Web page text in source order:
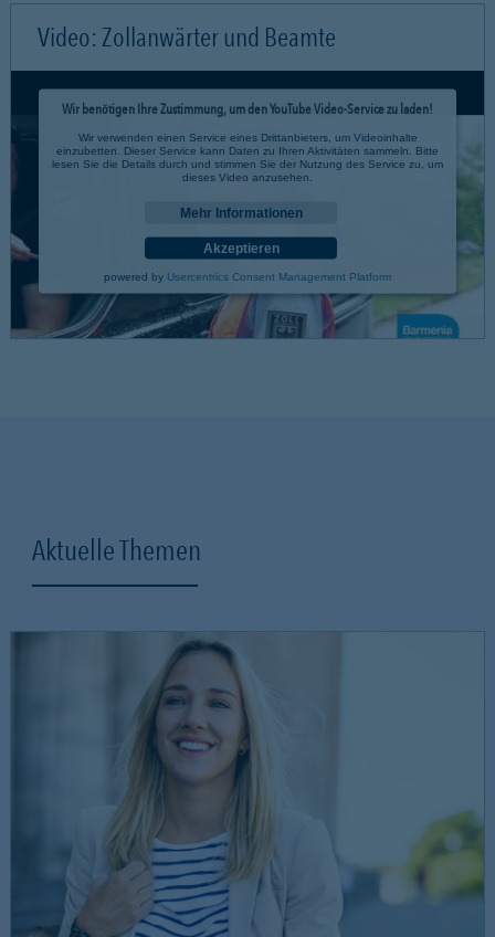
Video: Zollanwärter und Beamte
Wir benötigen Ihre Zustimmung, um den YouTube Video-Service zu laden!
Wir verwenden einen Service eines Drittanbieters, um Videoinhalte
einzubetten. Dieser Service kann Daten zu Ihren Aktivitäten sammeln. Bitte
lesen Sie die Details durch und stimmen Sie der Nutzung des Service zu, um
dieses Video anzusehen.
Mehr Informationen
Akzeptieren
powered by Usercentrics Consent Management Platform
Aktuelle Themen